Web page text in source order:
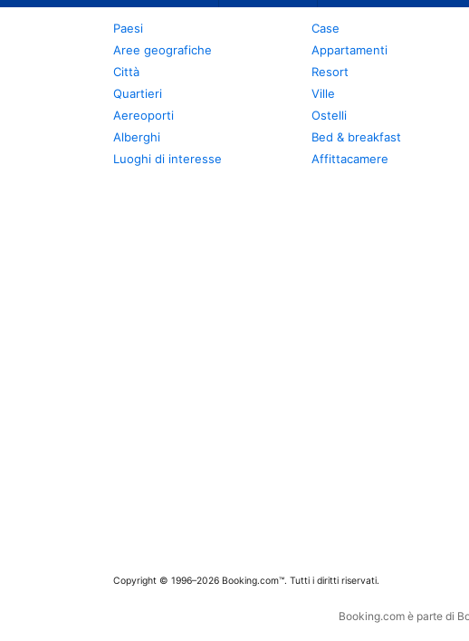
Paesi
Aree geografiche
Città
Quartieri
Aereoporti
Alberghi
Luoghi di interesse
Case
Appartamenti
Resort
Ville
Ostelli
Bed & breakfast
Affittacamere
Copyright © 1996–2026 Booking.com™. Tutti i diritti riservati.
Booking.com è parte di